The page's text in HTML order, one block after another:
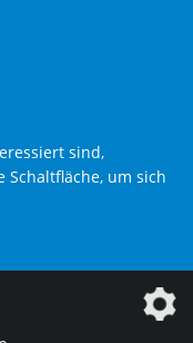
sind,
um sich
der